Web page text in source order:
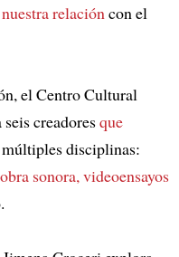
relacióncon el
el Centro Cultural
creadoresque
disciplinas:
obra sonora, videoensayos